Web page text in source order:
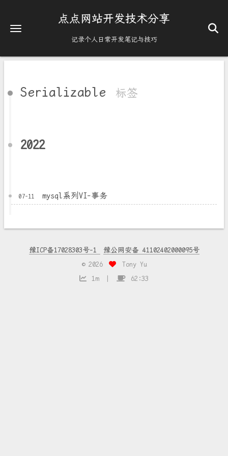
点点网站开发技术分享
记录个人日常开发笔记与技巧
Serializable 标签
2022
07-11 mysql系列VI-事务
豫ICP备17028303号-1
豫公网安备 41102402000095号
© 2026
Tony Yu
1m
62:33